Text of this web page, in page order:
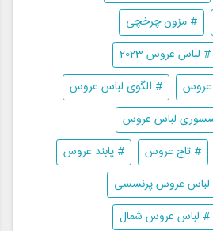
# مزون چرخچی
# لباس عروس 2023
عروس
# الگوی لباس عروس
لباس عروس
# تاج عروس
# پابند عروس
عروس پرنسسی
# لباس عروس شمال